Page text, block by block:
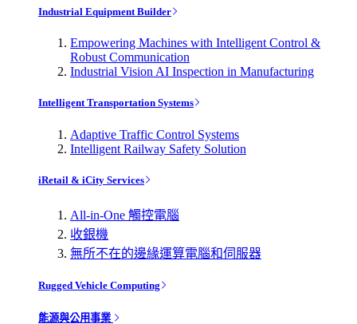
Industrial Equipment Builder
Empowering Machines with Intelligent Control &
Robust Communication
Industrial Vision AI Inspection in Manufacturing
Intelligent Transportation Systems
Adaptive Traffic Control Systems
Intelligent Railway Safety Solution
iRetail & iCity Services
All-in-One 觸控電腦
收銀機
無所不在的邊緣運算電腦和伺服器
Rugged Vehicle Computing
能源與公用事業